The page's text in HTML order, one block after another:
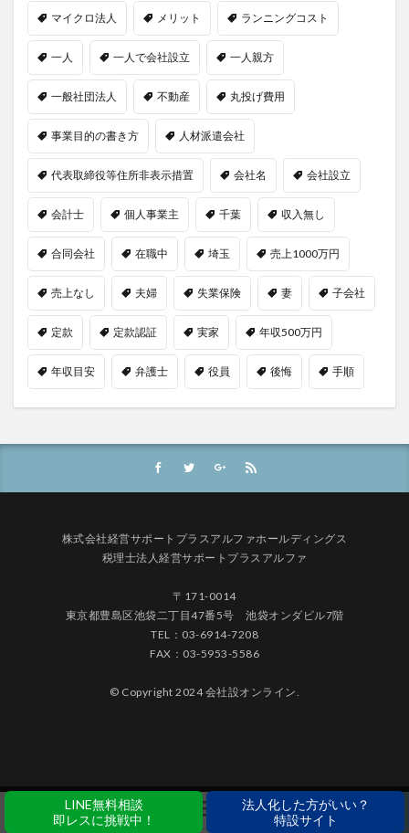
マイクロ法人 メリット ランニングコスト
一人 一人で会社設立 一人親方
一般社団法人 不動産 丸投げ費用
事業目的の書き方 人材派遣会社
代表取締役等住所非表示措置 会社名 会社設立
会計士 個人事業主 千葉 収入無し
合同会社 在職中 埼玉 売上1000万円
売上なし 夫婦 失業保険 妻 子会社
定款 定款認証 実家 年収500万円
年収目安 弁護士 役員 後悔 手順
株式会社経営サポートプラスアルファホールディングス
税理士法人経営サポートプラスアルファ
〒171-0014
東京都豊島区池袋二丁目47番5号 池袋オンダビル7階
TEL：03-6914-7208
FAX：03-5953-5586
© Copyright 2024 会社設オンライン.
ホーム シェア 電話
LINE無料相談
即レスに挑戦中！
法人化した方がいい？
特設サイト